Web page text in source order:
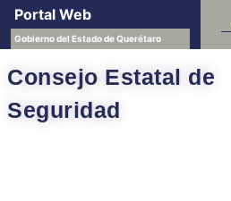
Portal Web
Gobierno del Estado de Querétaro
Consejo Estatal de
Seguridad